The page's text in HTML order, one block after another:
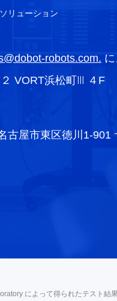
リューション
robots.com.
VORT浜松町Ⅲ ４F
古屋市東区徳川1-901
によって得られたテスト結